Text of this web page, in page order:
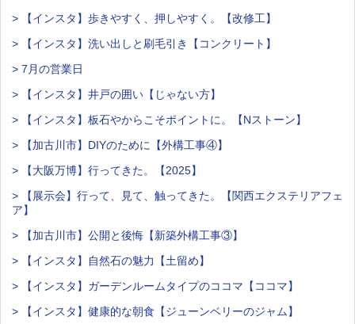
> 【インスタ】歩きやすく、押しやすく。【改修工】
> 【インスタ】洗い出しと刷毛引き【コンクリート】
> 7月の営業日
> 【インスタ】井戸の囲い【じゃない方】
> 【インスタ】板石やからこそポイントに。【Nストーン】
> 【加古川市】DIYのために【外構工事④】
> 【大阪万博】行ってきた。【2025】
> 【展示会】行って、見て、触ってきた。【関西エクステリアフェ
ア】
> 【加古川市】公開と後悔【新築外構工事③】
> 【インスタ】自然石の魅力【土留め】
> 【インスタ】ガーデンルームタイプのココマ【ココマ】
> 【インスタ】健康的な朝食【ジューンベリーのジャム】